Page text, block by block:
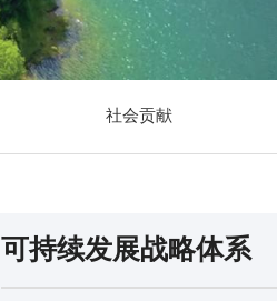
社会贡献
可持续发展战略体系